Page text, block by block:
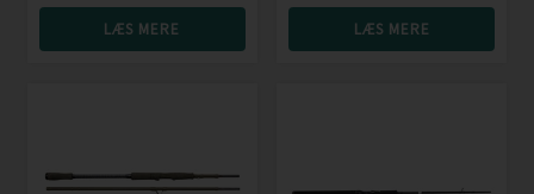
LÆS MERE LÆS MERE